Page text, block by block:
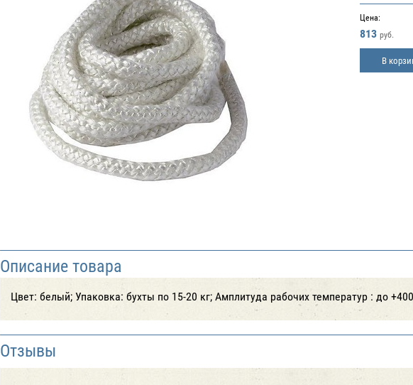
Цена:
813 руб.
В
Описание товара
Цвет: белый; Упаковка: бухты по 15-20 кг; Амплитуда рабочих температур : до
Отзывы